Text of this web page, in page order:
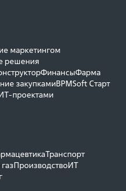
маркетингом
решения
ФинансыФарма
закупкамиBPMSoft Старт
проектами
Транспорт
ПроизводствоИТ